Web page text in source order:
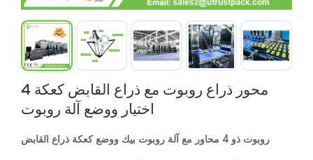
4 محور ذراع روبوت مع ذراع القابض كعكة
اختيار ووضع آلة روبوت
روبوت ذو 4 محاور مع آلة روبوت بيك ووضع كعكة ذراع القابض